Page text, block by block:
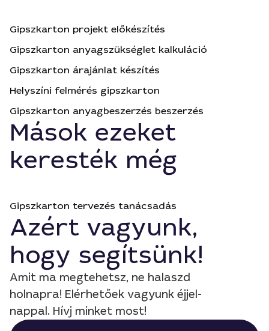
Gipszkarton projekt előkészítés
Gipszkarton anyagszükséglet kalkuláció
Gipszkarton árajánlat készítés
Helyszíni felmérés gipszkarton
Gipszkarton anyagbeszerzés beszerzés
Mások ezeket
keresték még
Gipszkarton tervezés tanácsadás
Azért vagyunk,
hogy segítsünk!
Amit ma megtehetsz, ne halaszd
holnapra! Elérhetőek vagyunk éjjel-
nappal. Hívj minket most!